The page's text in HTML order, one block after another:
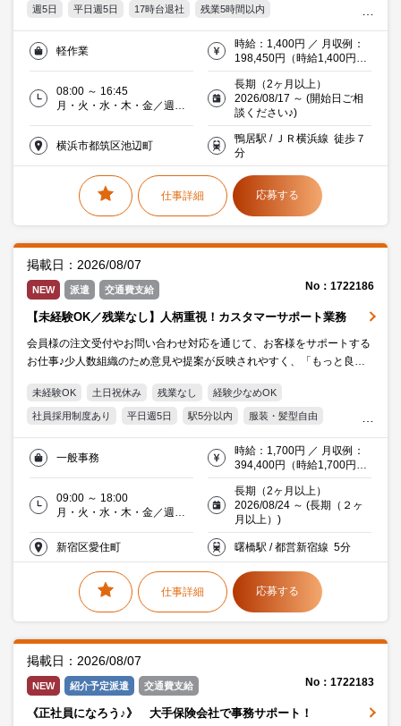
週5日 平日週5日 17時台退社 残業5時間以内
残業20時間未満 駅5分以内 服装・髪型自由
オフィス禁煙・分煙 20代活躍中 30代活躍中
働く主婦（夫）活躍中 派遣社員就業中 IT・Web・通信
軽作業
時給：1,400円 ／ 月収例：
198,450円（時給1,400円×
実働6時間45分×月21日）
08:00 ～ 16:45
月・火・水・木・金／週５
長期（2ヶ月以上）
2026/08/17 ～ (開始日ご相
談ください♪)
横浜市都筑区池辺町
鴨居駅 / ＪＲ横浜線 徒歩７
分
仕事詳細 応募する
掲載日：2026/08/07
NEW 派遣 交通費支給 No：1722186
【未経験OK／残業なし】人柄重視！カスタマーサポート業務
会員様の注文受付やお問い合わせ対応を通じて、お客様をサポートする
お仕事♪少人数組織のため意見や提案が反映されやすく、「もっと良く
未経験OK 土日祝休み 残業なし 経験少なめOK
社員採用制度あり 平日週5日 駅5分以内 服装・髪型自由
交通費支給 Word Excel 30代活躍中 派遣社員就業中
流通・サービス
一般事務
時給：1,700円 ／ 月収例：
394,400円（時給1,700円×
実働8時間×月29日）交通費
別途支給
09:00 ～ 18:00
月・火・水・木・金／週５
長期（2ヶ月以上）
2026/08/24 ～ (長期（２ヶ
月以上）)
新宿区愛住町 曙橋駅 / 都営新宿線 5分
仕事詳細 応募する
掲載日：2026/08/07
NEW 紹介予定派遣 交通費支給 No：1722183
《正社員になろう♪》 大手保険会社で事務サポート！